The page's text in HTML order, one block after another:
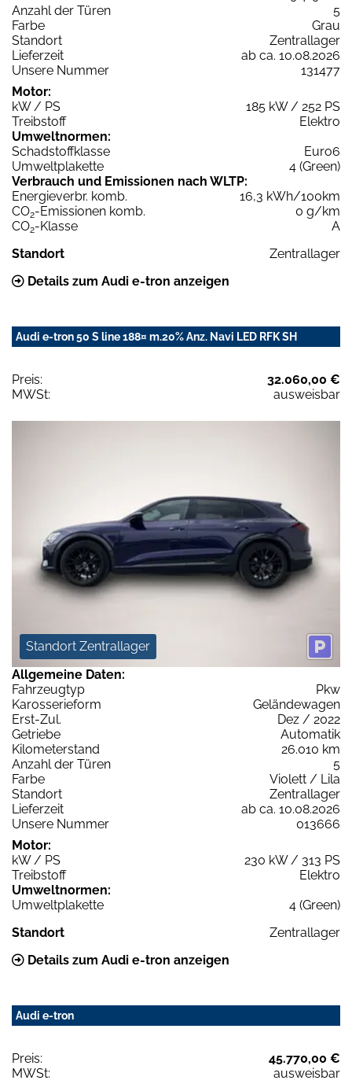
Anzahl der Türen
5
Farbe
Grau
Standort
Zentrallager
Lieferzeit
ab ca. 10.08.2026
Unsere Nummer
131477
Motor:
kW / PS
185 kW / 252 PS
Treibstoff
Elektro
Umweltnormen:
Schadstoffklasse
Euro6
Umweltplakette
4 (Green)
Verbrauch und Emissionen nach WLTP:
Energieverbr. komb.
16,3 kWh/100km
CO2-Emissionen komb.
0 g/km
CO2-Klasse
A
Standort
Zentrallager
Details zum Audi e-tron anzeigen
Audi e-tron 50 S line 188¤ m.20% Anz. Navi LED RFK SH
Preis:
32.060,00 €
MWSt:
ausweisbar
Standort Zentrallager
Allgemeine Daten:
Fahrzeugtyp
Pkw
Karosserieform
Geländewagen
Erst-Zul.
Dez / 2022
Getriebe
Automatik
Kilometerstand
26.010 km
Anzahl der Türen
5
Farbe
Violett / Lila
Standort
Zentrallager
Lieferzeit
ab ca. 10.08.2026
Unsere Nummer
013666
Motor:
kW / PS
230 kW / 313 PS
Treibstoff
Elektro
Umweltnormen:
Umweltplakette
4 (Green)
Standort
Zentrallager
Details zum Audi e-tron anzeigen
Audi e-tron
Preis:
45.770,00 €
MWSt:
ausweisbar